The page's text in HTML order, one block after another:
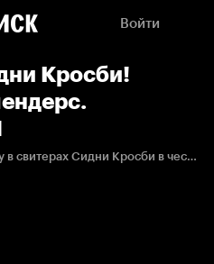
Войти
Кросби!
Питтсбург выходит на раскатку в свитерах Сидни Кросби в честь тысячного матча капитана